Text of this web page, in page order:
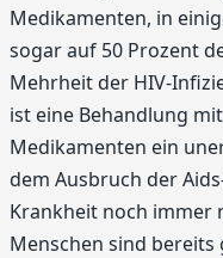
Medikamenten, in
sogar auf 50 Prozent
Mehrheit der HIV-
ist eine Behandlung
Medikamenten ein
dem Ausbruch der
Krankheit noch immer
Menschen sind